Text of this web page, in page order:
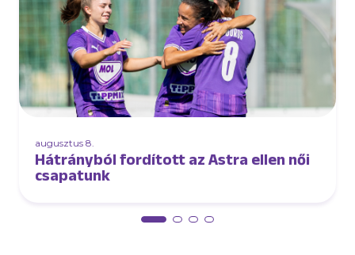
augusztus 8.
Hátrányból fordított az Astra ellen női
csapatunk